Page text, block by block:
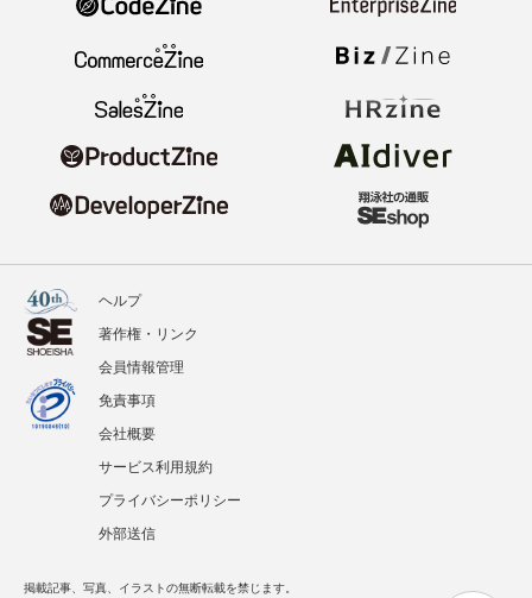
ヘルプ
著作権・リンク
会員情報管理
免責事項
会社概要
サービス利用規約
プライバシーポリシー
外部送信
掲載記事、写真、イラストの無断転載を禁じます。